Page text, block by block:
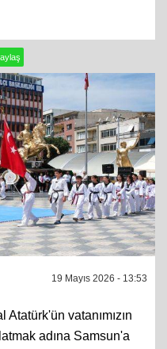
19 Mayıs 2026 - 13:53
vatanımızın
adına Samsun'a